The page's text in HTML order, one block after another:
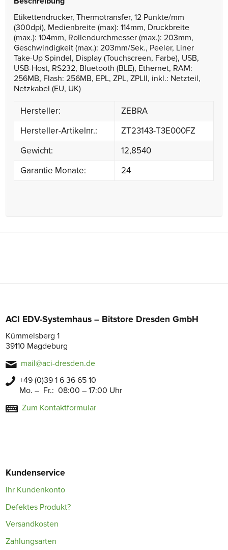
Etikettendrucker, Thermotransfer, 12 Punkte/mm
(300dpi), Medienbreite (max): 114mm, Druckbreite
(max.): 104mm, Rollendurchmesser (max.): 203mm,
Geschwindigkeit (max.): 203mm/Sek., Peeler, Liner
Take-Up Spindel, Display (Touchscreen, Farbe), USB,
USB-Host, RS232, Bluetooth (BLE), Ethernet, RAM:
256MB, Flash: 256MB, EPL, ZPL, ZPLII, inkl.: Netzteil,
Netzkabel (EU, UK)
Hersteller:
ZEBRA
Hersteller-Artikelnr.:
ZT23143-T3E000FZ
Gewicht:
12,8540
Garantie Monate:
24
ACI EDV-Systemhaus – Bitstore Dresden GmbH
Kümmelsberg 1
39110 Magdeburg
mail@aci-dresden.de
+49 (0)39 1 6 36 65 10
Mo. – Fr.: 08:00 – 17:00 Uhr
Zum Kontaktformular
Kundenservice
Ihr Kundenkonto
Defektes Produkt?
Versandkosten
Zahlungsarten